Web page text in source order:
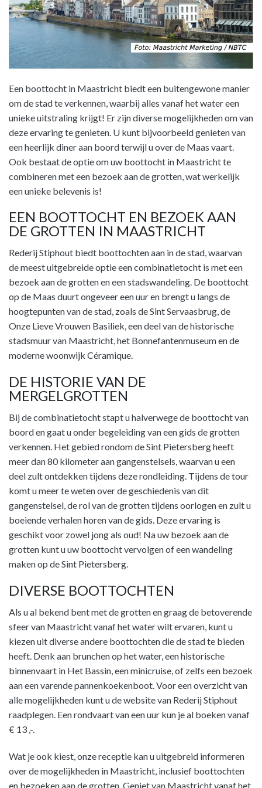
Een boottocht in Maastricht biedt een buitengewone manier
om de stad te verkennen, waarbij alles vanaf het water een
unieke uitstraling krijgt! Er zijn diverse mogelijkheden om van
deze ervaring te genieten. U kunt bijvoorbeeld genieten van
een heerlijk diner aan boord terwijl u over de Maas vaart.
Ook bestaat de optie om uw boottocht in Maastricht te
combineren met een bezoek aan de grotten, wat werkelijk
een unieke belevenis is!
EEN BOOTTOCHT EN BEZOEK AAN
DE GROTTEN IN MAASTRICHT
Rederij Stiphout biedt boottochten aan in de stad, waarvan
de meest uitgebreide optie een combinatietocht is met een
bezoek aan de grotten en een stadswandeling. De boottocht
op de Maas duurt ongeveer een uur en brengt u langs de
hoogtepunten van de stad, zoals de Sint Servaasbrug, de
Onze Lieve Vrouwen Basiliek, een deel van de historische
stadsmuur van Maastricht, het Bonnefantenmuseum en de
moderne woonwijk Céramique.
DE HISTORIE VAN DE
MERGELGROTTEN
Bij de combinatietocht stapt u halverwege de boottocht van
boord en gaat u onder begeleiding van een gids de grotten
verkennen. Het gebied rondom de Sint Pietersberg heeft
meer dan 80 kilometer aan gangenstelsels, waarvan u een
deel zult ontdekken tijdens deze rondleiding. Tijdens de tour
komt u meer te weten over de geschiedenis van dit
gangenstelsel, de rol van de grotten tijdens oorlogen en zult u
boeiende verhalen horen van de gids. Deze ervaring is
geschikt voor zowel jong als oud! Na uw bezoek aan de
grotten kunt u uw boottocht vervolgen of een wandeling
maken op de Sint Pietersberg.
DIVERSE BOOTTOCHTEN
Als u al bekend bent met de grotten en graag de betoverende
sfeer van Maastricht vanaf het water wilt ervaren, kunt u
kiezen uit diverse andere boottochten die de stad te bieden
heeft. Denk aan brunchen op het water, een historische
binnenvaart in Het Bassin, een minicruise, of zelfs een bezoek
aan een varende pannenkoekenboot. Voor een overzicht van
alle mogelijkheden kunt u de website van Rederij Stiphout
raadplegen. Een rondvaart van een uur kun je al boeken vanaf
€ 13 ,-.
Wat je ook kiest, onze receptie kan u uitgebreid informeren
over de mogelijkheden in Maastricht, inclusief boottochten
en bezoeken aan de grotten. Geniet van Maastricht vanaf het